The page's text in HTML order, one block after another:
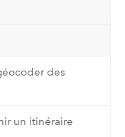
des
un itinéraire